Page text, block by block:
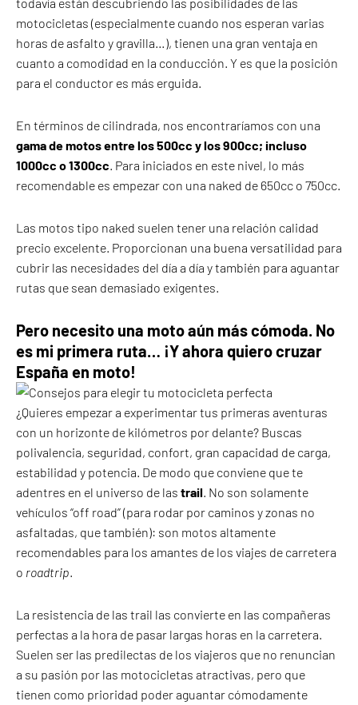
motocicletas (especialmente cuando nos esperan varias
horas de asfalto y gravilla…), tienen una gran ventaja en
cuanto a comodidad en la conducción. Y es que la posición
para el conductor es más erguida.
En términos de cilindrada, nos encontraríamos con una
gama de motos entre los 500cc y los 900cc; incluso
1000cc o 1300cc. Para iniciados en este nivel, lo más
recomendable es empezar con una naked de 650cc o 750cc.
Las motos tipo naked suelen tener una relación calidad
precio excelente. Proporcionan una buena versatilidad para
cubrir las necesidades del día a día y también para aguantar
rutas que sean demasiado exigentes.
Pero necesito una moto aún más cómoda. No
es mi primera ruta… ¡Y ahora quiero cruzar
España en moto!
¿Quieres empezar a experimentar tus primeras aventuras
con un horizonte de kilómetros por delante? Buscas
polivalencia, seguridad, confort, gran capacidad de carga,
estabilidad y potencia. De modo que conviene que te
adentres en el universo de las trail. No son solamente
vehículos “off road” (para rodar por caminos y zonas no
asfaltadas, que también): son motos altamente
recomendables para los amantes de los viajes de carretera
o roadtrip.
La resistencia de las trail las convierte en las compañeras
perfectas a la hora de pasar largas horas en la carretera.
Suelen ser las predilectas de los viajeros que no renuncian
a su pasión por las motocicletas atractivas, pero que
tienen como prioridad poder aguantar cómodamente